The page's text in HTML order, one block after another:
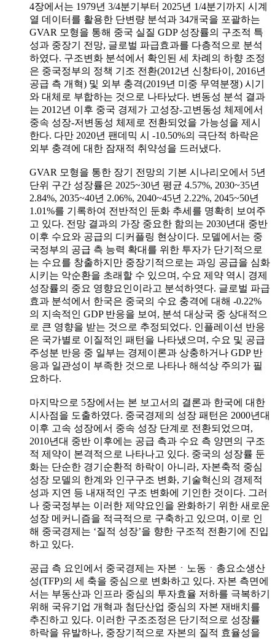
4장에서는 1979년 3/4분기부터 2025년 1/4분기까지 시계
열 데이터를 활용한 단변량 분석과 34개국을 포괄하는
GVAR 모형을 통해 중국 실질 GDP 성장률의 구조적 특
성과 중장기 전망, 글로벌 파급효과를 다층적으로 분석
하였다. 구조변화 분석에서 확인된 세 차례의 하향 조정
은 중국정부의 정책 기조 전환(2012년 신창타이, 2016년
공급 측 개혁) 및 외부 충격(2019년 미중 무역분쟁) 시기
와 대체로 부합하는 것으로 나타났다. 변동성 분석 결과
는 2012년 이후 중국 경제가 고성장-고변동성 체제에서
중속 성장-저변동성 체제로 전환되었을 가능성을 제시
한다. 다만 2020년 팬데믹 시 -10.50%의 극단적 하락은
외부 충격에 대한 잠재적 취약성을 드러냈다.
GVAR 모형을 통한 장기 전망의 기본 시나리오에서 5년
단위 구간 성장률은 2025~30년 평균 4.57%, 2030~35년
2.84%, 2035~40년 2.06%, 2040~45년 2.22%, 2045~50년
1.01%를 기록하여 전반적인 둔화 추세를 명확히 보여주
고 있다. 전망 결과의 가장 중요한 함의는 2030년대 중반
이후 수요와 공급의 디커플링 현상이다. 모델에서는 중
국정부의 공급 측 능력 확대를 위한 투자가 단기적으로
는 수요를 창출하지만 중장기적으로는 과잉 공급을 심화
시키는 악순환을 초래할 수 있으며, 수요 제약 역시 경제
성장률의 중요 영향요인이라고 분석하엿다. 글로벌 파급
효과 분석에서 한국은 중국의 수요 충격에 대해 -0.22%
의 지속적인 GDP 반응을 보여, 분석 대상국 중 상대적으
로 큰 영향을 받는 것으로 추정되었다. 인플레이션 반응
은 국가별로 이질적인 패턴을 나타냈으며, 수요 및 공급
주성분 반응 중 일부는 경제이론과 상충하거나 GDP 반
응과 일관성이 부족한 것으로 나타나 해석상 주의가 필
요하다.
마지막으로 5장에서는 본 보고서의 결론과 한국에 대한
시사점을 도출하였다. 중국경제의 성장 패턴은 2000년대
이후 고속 성장에서 중속 성장 단계로 전환되었으며,
2010년대 중반 이후에는 공급 측과 수요 측 양면의 구조
적 제약이 본격적으로 나타나고 있다. 중국의 성장률 둔
화는 단순한 경기순환적 하락이 아니라, 자본축적 중심
성장 모델의 한계와 인구구조 변화, 기술혁신의 경제적
성과 지연 등 내재적인 구조 변화에 기인한 것이다. 그러
나 중국정부는 이러한 제약요인을 완화하기 위한 새로운
성장 메커니즘을 적극적으로 구축하고 있으며, 이로 인
해 중국경제는 ‘질적 성장’을 향한 구조적 전환기에 진입
하고 있다.
공급 측 요인에서 중국경제는 자본ㆍ노동ㆍ총요소생산
성(TFP)의 세 축을 중심으로 변화하고 있다. 자본 측면에
서는 부동산과 인프라 중심의 투자효율 저하를 극복하기
위해 국유기업 개혁과 첨단산업 중심의 자본 재배치를
추진하고 있다. 이러한 구조조정은 단기적으로 성장률
하락을 유발하나, 중장기적으로 자본의 질적 효율성을